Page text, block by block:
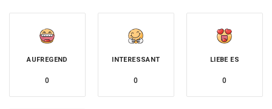
AUFREGEND
0
INTERESSANT
0
LIEBE ES
0